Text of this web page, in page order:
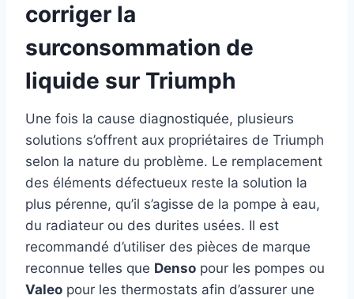
corriger la
surconsommation de
liquide sur Triumph
Une fois la cause diagnostiquée, plusieurs
solutions s’offrent aux propriétaires de Triumph
selon la nature du problème. Le remplacement
des éléments défectueux reste la solution la
plus pérenne, qu’il s’agisse de la pompe à eau,
du radiateur ou des durites usées. Il est
recommandé d’utiliser des pièces de marque
reconnue telles que Denso pour les pompes ou
Valeo pour les thermostats afin d’assurer une